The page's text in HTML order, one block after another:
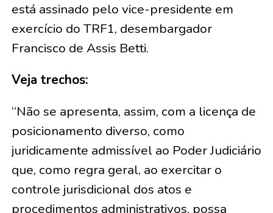
está assinado pelo vice-presidente em
exercício do TRF1, desembargador
Francisco de Assis Betti.
Veja trechos:
“Não se apresenta, assim, com a licença de
posicionamento diverso, como
juridicamente admissível ao Poder Judiciário
que, como regra geral, ao exercitar o
controle jurisdicional dos atos e
procedimentos administrativos, possa